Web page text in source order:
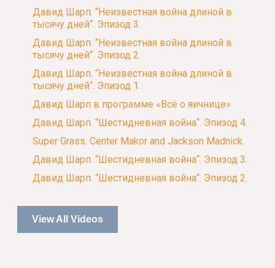
Давид Шарп. “Неизвестная война длиной в
тысячу дней“. Эпизод 3.
Давид Шарп. “Неизвестная война длиной в
тысячу дней“. Эпизод 2.
Давид Шарп. “Неизвестная война длиной в
тысячу дней“. Эпизод 1.
Давид Шарп в программе «Всё о яичнице»
Давид Шарп. “Шестидневная война“. Эпизод 4.
Super Grass. Center Makor and Jackson Madnick.
Давид Шарп. “Шестидневная война“. Эпизод 3.
Давид Шарп. “Шестидневная война“. Эпизод 2.
View All Videos